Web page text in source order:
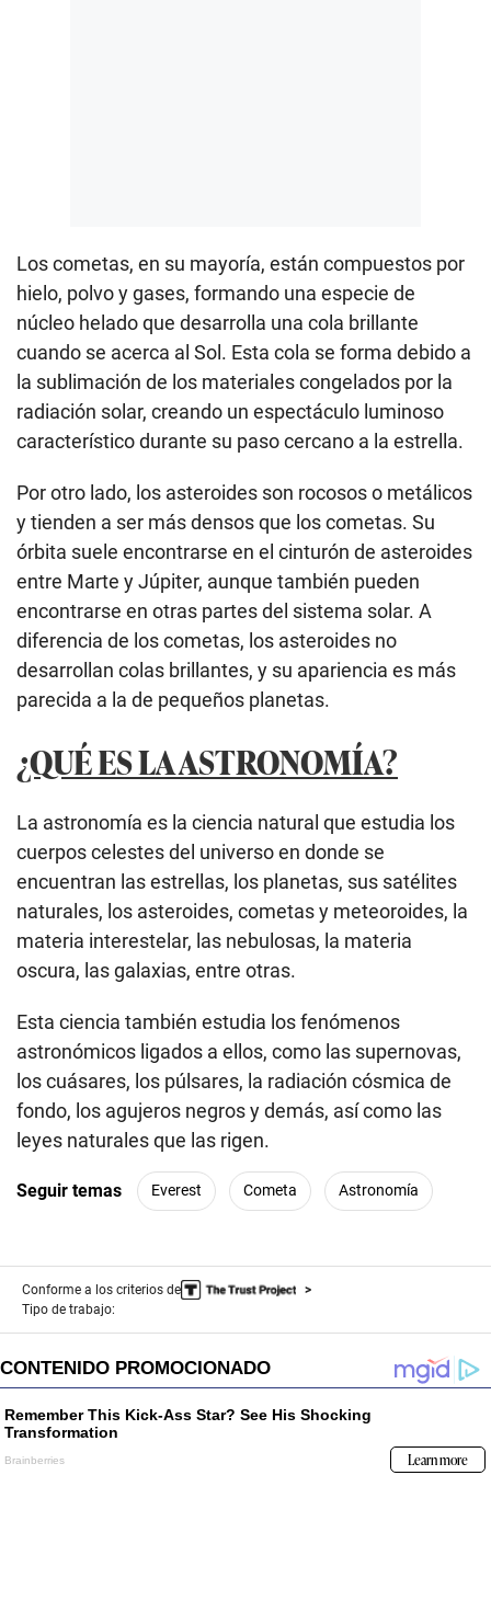
Los cometas, en su mayoría, están compuestos por
hielo, polvo y gases, formando una especie de
núcleo helado que desarrolla una cola brillante
cuando se acerca al Sol. Esta cola se forma debido a
la sublimación de los materiales congelados por la
radiación solar, creando un espectáculo luminoso
característico durante su paso cercano a la estrella.
Por otro lado, los asteroides son rocosos o metálicos
y tienden a ser más densos que los cometas. Su
órbita suele encontrarse en el cinturón de asteroides
entre Marte y Júpiter, aunque también pueden
encontrarse en otras partes del sistema solar. A
diferencia de los cometas, los asteroides no
desarrollan colas brillantes, y su apariencia es más
parecida a la de pequeños planetas.
¿QUÉ ES LA ASTRONOMÍA?
La astronomía es la ciencia natural que estudia los
cuerpos celestes del universo en donde se
encuentran las estrellas, los planetas, sus satélites
naturales, los asteroides, cometas y meteoroides, la
materia interestelar, las nebulosas, la materia
oscura, las galaxias, entre otras.
Esta ciencia también estudia los fenómenos
astronómicos ligados a ellos, como las supernovas,
los cuásares, los púlsares, la radiación cósmica de
fondo, los agujeros negros y demás, así como las
leyes naturales que las rigen.
Seguir temas Everest Cometa Astronomía
Conforme a los criterios de
Tipo de trabajo: